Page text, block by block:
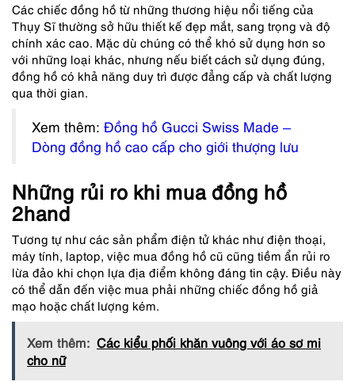
Các chiếc đồng hồ từ những thương hiệu nổi tiếng của
Thụy Sĩ thường sở hữu thiết kế đẹp mắt, sang trọng và độ
chính xác cao. Mặc dù chúng có thể khó sử dụng hơn so
với những loại khác, nhưng nếu biết cách sử dụng đúng,
đồng hồ có khả năng duy trì được đẳng cấp và chất lượng
qua thời gian.
Xem thêm: Đồng hồ Gucci Swiss Made –
Dòng đồng hồ cao cấp cho giới thượng lưu
Những rủi ro khi mua đồng hồ
2hand
Tương tự như các sản phẩm điện tử khác như điện thoại,
máy tính, laptop, việc mua đồng hồ cũ cũng tiềm ẩn rủi ro
lừa đảo khi chọn lựa địa điểm không đáng tin cậy. Điều này
có thể dẫn đến việc mua phải những chiếc đồng hồ giả
mạo hoặc chất lượng kém.
Xem thêm: Các kiểu phối khăn vuông với áo sơ mi
cho nữ